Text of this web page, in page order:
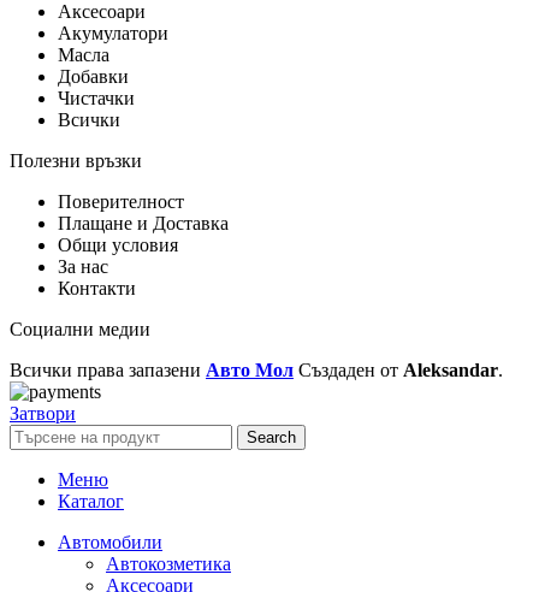
Аксесоари
Акумулатори
Масла
Добавки
Чистачки
Всички
Полезни връзки
Поверителност
Плащане и Доставка
Общи условия
За нас
Контакти
Социални медии
Всички права запазени Авто Мол Създаден от Aleksandar.
Затвори
Search
Меню
Каталог
Автомобили
Автокозметика
Аксесоари